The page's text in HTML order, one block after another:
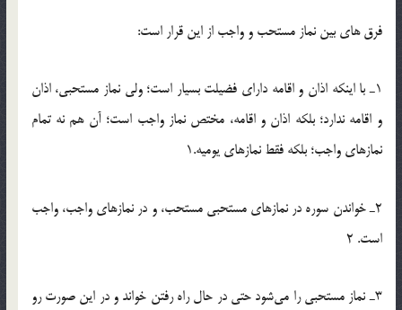
فرق های بین نماز مستحب و واجب از این قرار است:
1ـ با اینکه اذان و اقامه دارای فضیلت بسیار است؛ ولی نماز مستحبی، اذان
و اقامه ندارد؛ بلکه اذان و اقامه، مختص نماز واجب است؛ آن هم نه تمام
نمازهای واجب؛ بلکه فقط نمازهای یومیه.1
2ـ خواندن سوره در نمازهای مستحبی مستحب، و در نمازهای واجب، واجب
است. 2
3ـ نماز مستحبی را می‌شود حتی در حال راه رفتن خواند و در این صورت رو